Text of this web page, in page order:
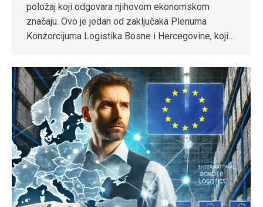
položaj koji odgovara njihovom ekonomskom
značaju. Ovo je jedan od zaključaka Plenuma
Konzorcijuma Logistika Bosne i Hercegovine, koji…